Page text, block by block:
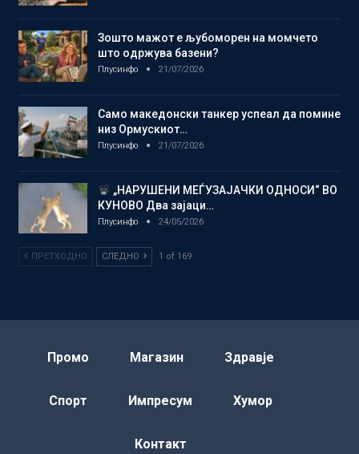
Зошто мажот е љубоморен на момчето
што одржува базени?
Плусинфо 21/07/2026
Само македонски танкер успеал да помине
низ Ормускиот…
Плусинфо 21/07/2026
„НАРУШЕНИ МЕЃУЗАЈАЧКИ ОДНОСИ“ ВО
КУНОВО Два зајаци…
Плусинфо 24/05/2026
ПРЕТХОДНО СЛЕДНО 1 of 169
Промо Магазин Здравје
Спорт Импресум Хумор
Контакт